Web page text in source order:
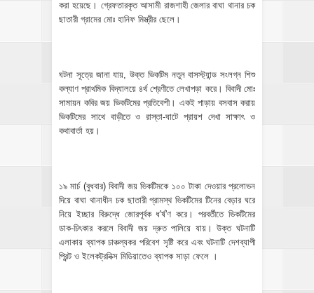
করা হয়েছে। গ্রেফতারকৃত আসামী রাজশাহী জেলার বাঘা থানার চক
ছাতারী গ্রামের মোঃ হানিফ মিস্ত্রীর ছেলে।
ঘটনা সূত্রে জানা যায়, উক্ত ভিকটিম নতুন বাসস্ট্যান্ড সংলগ্ন শিশু
কল্যাণ প্রাথমিক বিদ্যালয়ে ৪র্থ শ্রেণীতে লেখাপড়া করে। বিবাদী মোঃ
সামায়ন কবির জয় ভিকটিমের প্রতিবেশী। একই পাড়ায় বসবাস করায়
ভিকটিমের সাথে বাড়ীতে ও রাস্তা-ঘাটে প্রায়শ দেখা সাক্ষাৎ ও
কথাবার্তা হয়।
১৯ মার্চ (বুধবার) বিবাদী জয় ভিকটিমকে ১০০ টাকা দেওয়ার প্রলোভন
দিয়ে বাঘা থানাধীন চক ছাতারী গ্রামস্থ ভিকটিমের টিনের বেড়ার ঘরে
নিয়ে ইচ্ছার বিরুদ্ধে জোরপূর্বক ধ'র্ষ'ণ করে। পরবর্তীতে ভিকটিমের
ডাক-চিৎকার করলে বিবাদী জয় দ্রুত পালিয়ে যায়। উক্ত ঘটনাটি
এলাকায় ব্যাপক চাঞ্চল্যকর পরিবেশ সৃষ্টি করে এবং ঘটনাটি দেশব্যাপী
প্রিন্ট ও ইলেকট্রনিক্স মিডিয়াতেও ব্যাপক সাড়া ফেলে ।